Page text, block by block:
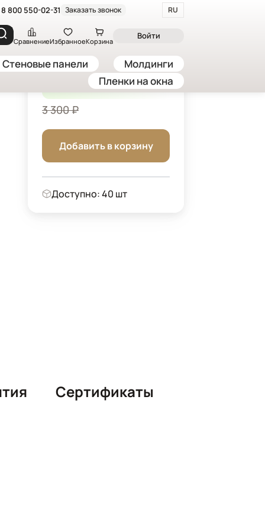
8 800 550-02-31 Заказать звонок RU
СравнениеИзбранноеКорзина
Войти
Стеновые панели
Молдинги
Пленки на окна
панель "Мозаика", 60*300 см, черный
2 805 ₽/ шт -15%
3 300 ₽
Добавить в корзину
Доступно: 40 шт
Сертификаты